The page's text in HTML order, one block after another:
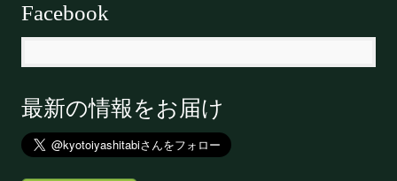
Facebook
最新の情報をお届け